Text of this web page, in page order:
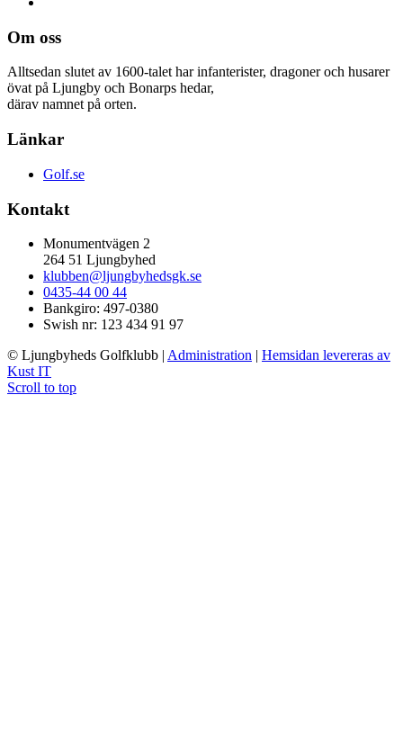
Om oss
Alltsedan slutet av 1600-talet har infanterister, dragoner och husarer
övat på Ljungby och Bonarps hedar,
därav namnet på orten.
Länkar
Golf.se
Kontakt
Monumentvägen 2
264 51 Ljungbyhed
klubben@ljungbyhedsgk.se
0435-44 00 44
Bankgiro: 497-0380
Swish nr: 123 434 91 97
© Ljungbyheds Golfklubb | Administration | Hemsidan levereras av
Kust IT
Scroll to top